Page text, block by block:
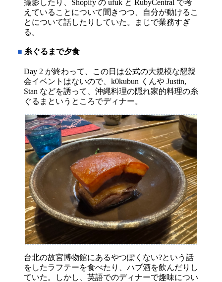
撮影したり、Shopify の ufuk と RubyCentral で考
えていることについて聞きつつ、自分が動けるこ
とについて話したりしていた。まじで業務すぎ
る。
■ 糸ぐるまで夕食
Day 2 が終わって、この日は公式の大規模な懇親
会イベントはないので、k0kubun くんや Justin,
Stan などを誘って、沖縄料理の隠れ家的料理の糸
ぐるまというところでディナー。
台北の故宮博物館にあるやつぽくない?という話
をしたラフテーを食べたり、ハブ酒を飲んだりし
ていた。しかし、英語でのディナーで趣味につい